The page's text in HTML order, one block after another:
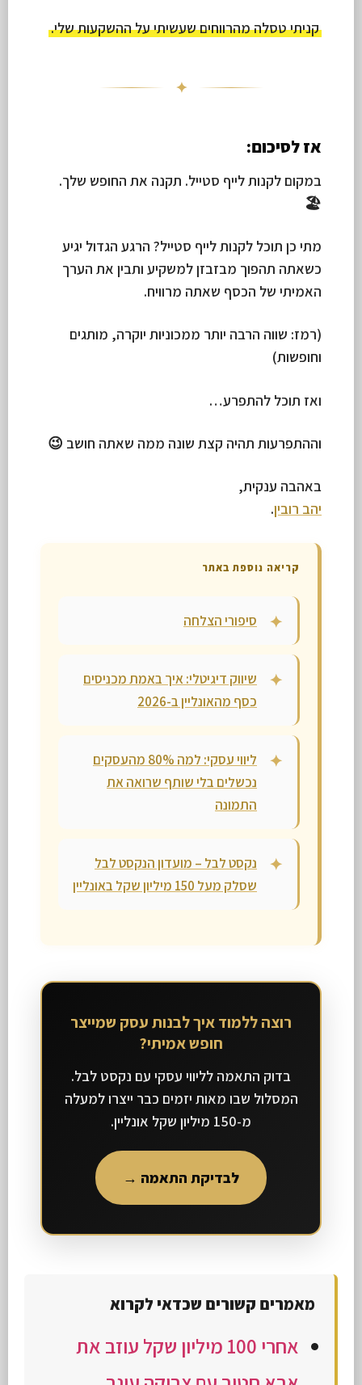
קניתי טסלה מהרווחים שעשיתי על ההשקעות שלי.
✦
אז לסיכום:
במקום לקנות לייף סטייל. תקנה את החופש שלך.
🏖
מתי כן תוכל לקנות לייף סטייל? הרגע הגדול יגיע
כשאתה תהפוך מבזבזן למשקיע ותבין את הערך
האמיתי של הכסף שאתה מרוויח.
(רמז: שווה הרבה יותר ממכוניות יוקרה, מותגים
וחופשות)
ואז תוכל להתפרע…
וההתפרעות תהיה קצת שונה ממה שאתה חושב 😉
באהבה ענקית,
יהב רובין.
קריאה נוספת באתר
סיפורי הצלחה
שיווק דיגיטלי: איך באמת מכניסים
כסף מהאונליין ב-2026
ליווי עסקי: למה 80% מהעסקים
נכשלים בלי שותף שרואה את
התמונה
נקסט לבל – מועדון הנקסט לבל
שסלק מעל 150 מיליון שקל באונליין
רוצה ללמוד איך לבנות עסק שמייצר
חופש אמיתי?
בדוק התאמה לליווי עסקי עם נקסט לבל.
המסלול שבו מאות יזמים כבר ייצרו למעלה
מ-150 מיליון שקל אונליין.
לבדיקת התאמה →
מאמרים קשורים שכדאי לקרוא
אחרי 100 מיליון שקל עוזב את